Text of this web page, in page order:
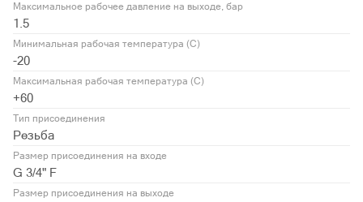
Максимальное рабочее давление на выходе, бар
1.5
Минимальная рабочая температура (С)
-20
Максимальная рабочая температура (С)
+60
Тип присоединения
Резьба
Размер присоединения на входе
G 3/4" F
Размер присоединения на выходе